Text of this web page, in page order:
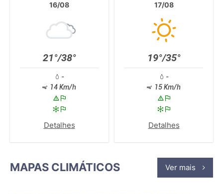
16/08
21°/38°
-
14 Km/h
Detalhes
17/08
19°/35°
-
15 Km/h
Detalhes
MAPAS CLIMÁTICOS Ver mais